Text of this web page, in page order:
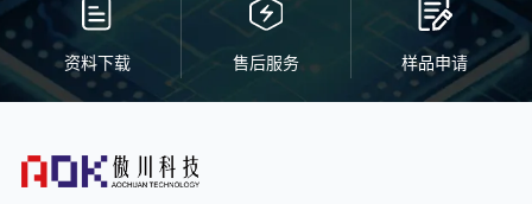
资料下载 售后服务 样品申请